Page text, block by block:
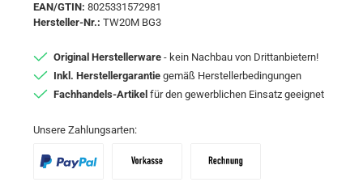
EAN/GTIN: 8025331572981
Hersteller-Nr.: TW20M BG3
Original Herstellerware - kein Nachbau von Drittanbietern!
Inkl. Herstellergarantie gemäß Herstellerbedingungen
Fachhandels-Artikel für den gewerblichen Einsatz geeignet
Unsere Zahlungsarten: